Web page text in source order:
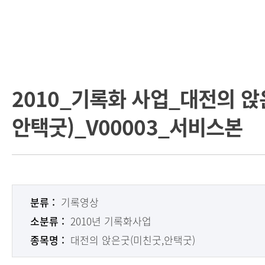
2010_기록화 사업_대전의
안택굿)_V00003_서비스본
분류 : 기록영상
소분류 : 2010년 기록화사업
종목명 : 대전의 앉은굿(미친굿,안택굿)